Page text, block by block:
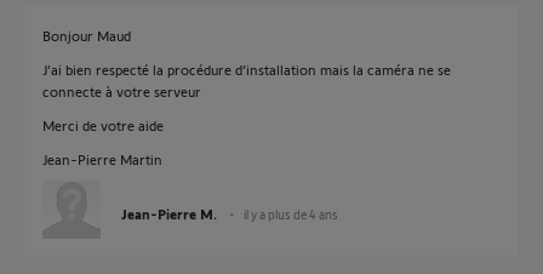
Bonjour Maud
J’ai bien respecté la procédure d’installation mais la caméra ne se
connecte à votre serveur
Merci de votre aide
Jean-Pierre Martin
Jean-Pierre M. il y a plus de 4 ans